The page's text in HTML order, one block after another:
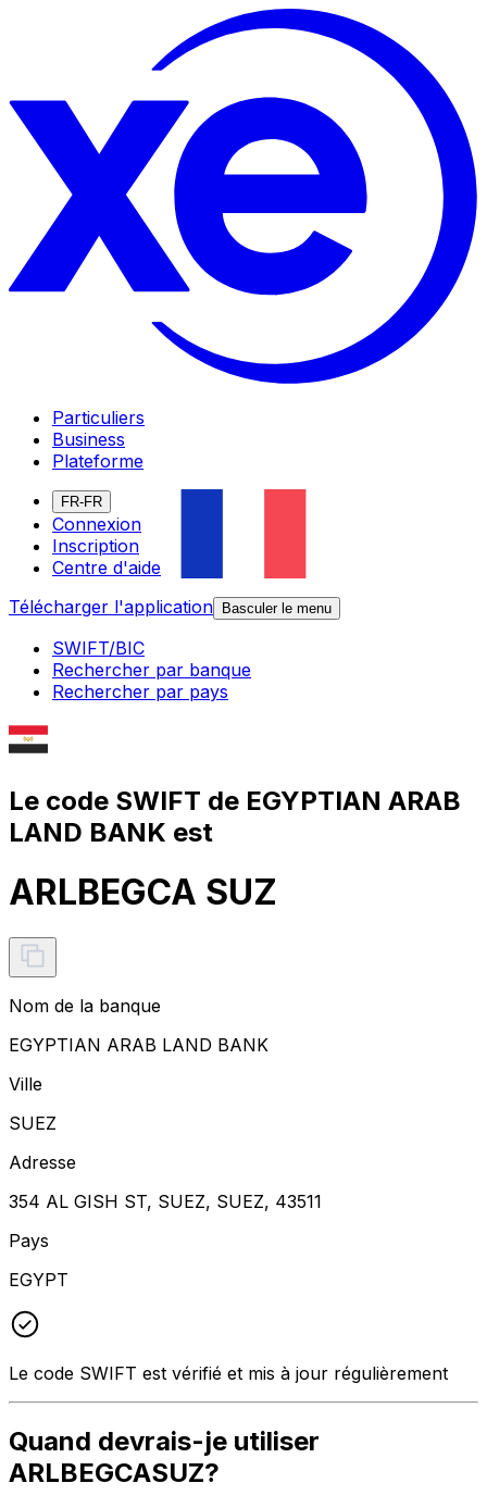
Particuliers
Business
Plateforme
FR-FR
Connexion
Inscription
Centre d'aide
Télécharger l'application
Basculer le menu
SWIFT/BIC
Rechercher par banque
Rechercher par pays
Le code SWIFT de EGYPTIAN ARAB
LAND BANK est
ARLBEGCA SUZ
Nom de la banque
EGYPTIAN ARAB LAND BANK
Ville
SUEZ
Adresse
354 AL GISH ST, SUEZ, SUEZ, 43511
Pays
EGYPT
Le code SWIFT est vérifié et mis à jour régulièrement
Quand devrais-je utiliser
ARLBEGCASUZ?